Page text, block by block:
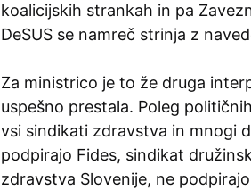
koalicijskih strankah in pa
DeSUS se namreč strinja z
Za ministrico je to že druga
uspešno prestala. Poleg
vsi sindikati zdravstva in mnogi
podpirajo Fides, sindikat
zdravstva Slovenije, ne